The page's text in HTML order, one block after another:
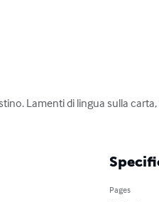
Lamenti di lingua sulla
Pages